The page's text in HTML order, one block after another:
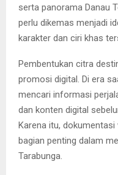
serta panorama Danau
perlu dikemas menjadi
karakter dan ciri khas
Pembentukan citra
promosi digital. Di era
mencari informasi
dan konten digital
Karena itu,
bagian penting dalam
Tarabunga.